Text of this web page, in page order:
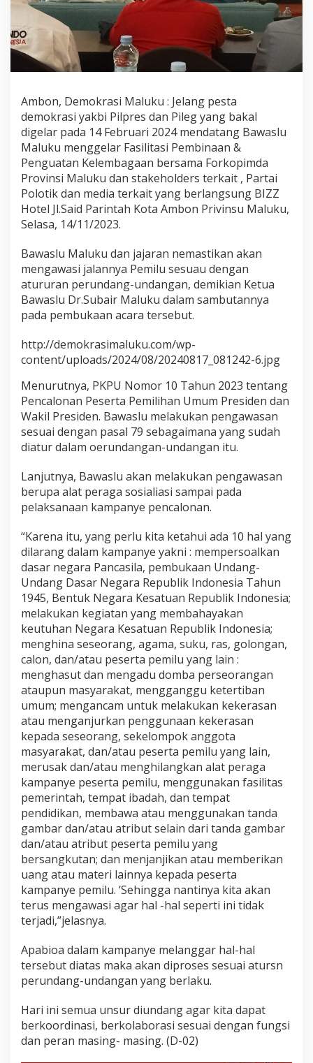
s
i
l
i
a
i
P
e
m
b
i
n
a
a
n
&
e
n
g
u
a
t
a
K
e
e
m
a
g
a
n
Ambon, Demokrasi Maluku : Jelang pesta
demokrasi yakbi Pilpres dan Pileg yang bakal
digelar pada 14 Februari 2024 mendatang Bawaslu
Maluku menggelar Fasilitasi Pembinaan &
Penguatan Kelembagaan bersama Forkopimda
Provinsi Maluku dan stakeholders terkait , Partai
Polotik dan media terkait yang berlangsung BIZZ
Hotel Jl.Said Parintah Kota Ambon Privinsu Maluku,
Selasa, 14/11/2023.
Bawaslu Maluku dan jajaran nemastikan akan
mengawasi jalannya Pemilu sesuau dengan
atururan perundang-undangan, demikian Ketua
Bawaslu Dr.Subair Maluku dalam sambutannya
pada pembukaan acara tersebut.
http://demokrasimaluku.com/wp-
content/uploads/2024/08/20240817_081242-6.jpg
Menurutnya, PKPU Nomor 10 Tahun 2023 tentang
Pencalonan Peserta Pemilihan Umum Presiden dan
Wakil Presiden. Bawaslu melakukan pengawasan
sesuai dengan pasal 79 sebagaimana yang sudah
diatur dalam oerundangan-undangan itu.
Lanjutnya, Bawaslu akan melakukan pengawasan
berupa alat peraga sosialiasi sampai pada
pelaksanaan kampanye pencalonan.
“Karena itu, yang perlu kita ketahui ada 10 hal yang
dilarang dalam kampanye yakni : mempersoalkan
dasar negara Pancasila, pembukaan Undang-
Undang Dasar Negara Republik Indonesia Tahun
1945, Bentuk Negara Kesatuan Republik Indonesia;
melakukan kegiatan yang membahayakan
keutuhan Negara Kesatuan Republik Indonesia;
menghina seseorang, agama, suku, ras, golongan,
calon, dan/atau peserta pemilu yang lain :
menghasut dan mengadu domba perseorangan
ataupun masyarakat, mengganggu ketertiban
umum; mengancam untuk melakukan kekerasan
atau menganjurkan penggunaan kekerasan
kepada seseorang, sekelompok anggota
masyarakat, dan/atau peserta pemilu yang lain,
merusak dan/atau menghilangkan alat peraga
kampanye peserta pemilu, menggunakan fasilitas
pemerintah, tempat ibadah, dan tempat
pendidikan, membawa atau menggunakan tanda
gambar dan/atau atribut selain dari tanda gambar
dan/atau atribut peserta pemilu yang
bersangkutan; dan menjanjikan atau memberikan
uang atau materi lainnya kepada peserta
kampanye pemilu. ‘Sehingga nantinya kita akan
terus mengawasi agar hal -hal seperti ini tidak
terjadi,”jelasnya.
Apabioa dalam kampanye melanggar hal-hal
tersebut diatas maka akan diproses sesuai atursn
perundang-undangan yang berlaku.
Hari ini semua unsur diundang agar kita dapat
berkoordinasi, berkolaborasi sesuai dengan fungsi
dan peran masing- masing. (D-02)